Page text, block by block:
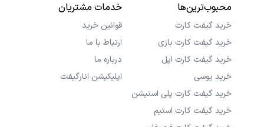
کاربران با خیال راحت خرید کنند و در کمترین زمان دریافت
کنند.
محبوب‌ترین‌ها
خرید گیفت کارت
خرید گیفت کارت بازی
خرید گیفت کارت اپل
خرید یوسی
خرید گیفت کارت پلی استیشن
خرید گیفت کارت استیم
خدمات مشتریان
قوانین خرید
ارتباط با ما
درباره ما
اپلیکیشن انارگیفت